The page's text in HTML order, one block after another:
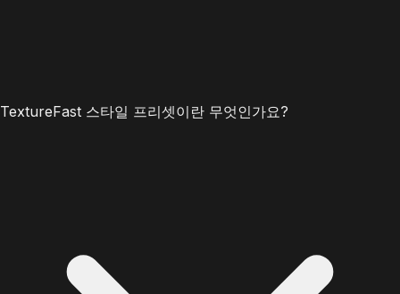
TextureFast 스타일 프리셋이란 무엇인가요?